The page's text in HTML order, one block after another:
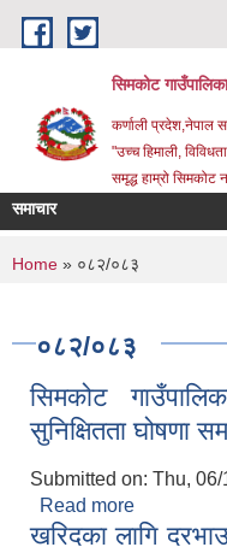
Skip to main content
सिमकोट गाउँपालिका
कर्णाली प्रदेश,नेपाल
"उच्च हिमाली,
समृद्ध हाम्रो सिमकोट
समाचार
You are here
Home » ०८२/०८३
०८२/०८३
सिमकोट
सुनिक्षितता घोषणा
Submitted on: Thu, 06/
Read more
सुनिक्षितता
खरिदका लागि